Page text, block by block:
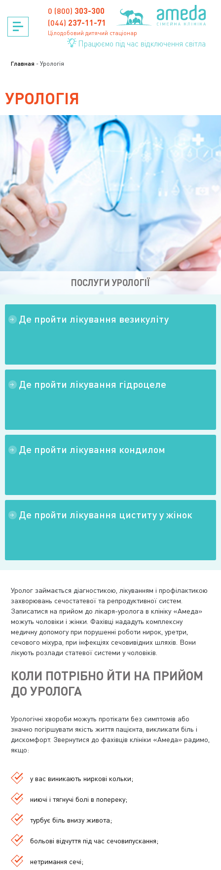
content
0 (800) 303-300
(044) 237-11-71
Цілодобовий дитячий стаціонар
Працюємо під час відключення світла
Главная -Урологія
УРОЛОГІЯ
ПОСЛУГИ УРОЛОГІЇ
→ Де пройти лікування везикуліту
→ Де пройти лікування гідроцеле
→ Де пройти лікування кондилом
→
Де пройти лікування циститу у жінок
Уролог займається діагностикою, лікуванням і профілактикою
захворювань сечостатевої та репродуктивної систем.
Записатися на прийом до лікаря-уролога в клініку «Амеда»
можуть чоловіки і жінки. Фахівці нададуть комплексну
медичну допомогу при порушенні роботи нирок, уретри,
сечового міхура, при інфекціях сечовивідних шляхів. Вони
лікують розлади статевої системи у чоловіків.
КОЛИ ПОТРІБНО ЙТИ НА ПРИЙОМ
ДО УРОЛОГА
Урологічні хвороби можуть протікати без симптомів або
значно погіршувати якість життя пацієнта, викликати біль і
дискомфорт. Звернутися до фахівців клініки «Амеда» радимо,
якщо:
у вас виникають ниркові кольки;
ниючі і тягнучі болі в попереку;
турбує біль внизу живота;
больові відчуття під час сечовипускання;
нетримання сечі;